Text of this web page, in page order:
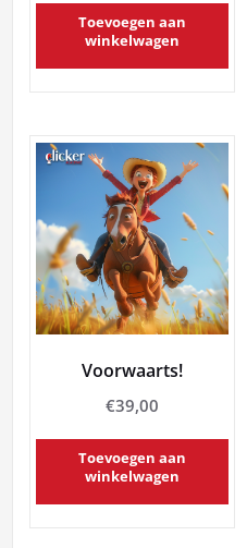
Toevoegen aan
winkelwagen
Voorwaarts!
€39,00
Toevoegen aan
winkelwagen